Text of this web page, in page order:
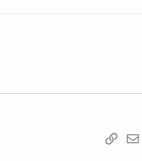
WhatsAppדואר אלקטרוני